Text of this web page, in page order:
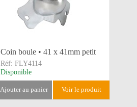
Coin boule • 41 x 41mm petit
Réf: FLY4114
Disponible
ajouter au panier voir le produit